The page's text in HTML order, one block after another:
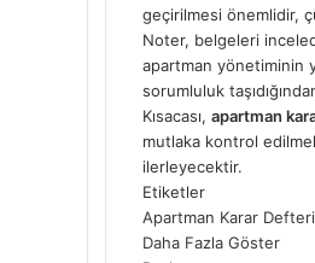
geçirilmesi önemlidir,
Noter, belgeleri
apartman yönetiminin
sorumluluk
Kısacası, apartman
mutlaka kontrol
ilerleyecektir.
Etiketler
Apartman Karar Defteri
Daha Fazla Göster